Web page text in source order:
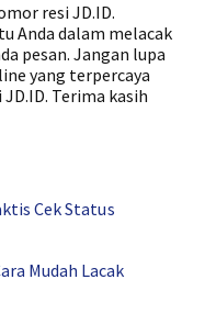
resi JD.ID.
Anda dalam melacak
pesan. Jangan lupa
yang terpercaya
Terima kasih
Cek Status
Mudah Lacak